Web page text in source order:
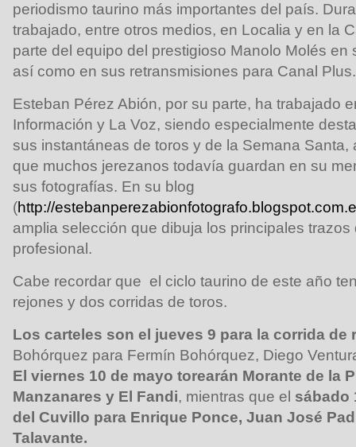
periodismo taurino más importantes del país.
trabajado, entre otros medios, en Localia y en la
parte del equipo del prestigioso Manolo Molés en
así como en sus retransmisiones para Canal Plus.
Esteban Pérez Abión, por su parte, ha trabajado
Información y La Voz, siendo especialmente
sus instantáneas de toros y de la Semana
que muchos jerezanos todavía guardan en su
sus fotografías. En su blog
(http://
amplia selección que dibuja los principales
profesional.
Cabe recordar que el ciclo taurino de este año
rejones y dos corridas de toros.
Los carteles son el jueves 9 para la corrida de
Bohórquez para Fermín Bohórquez, Diego
El viernes 10 de mayo torearán Morante de la
Manzanares y El Fandi, mientras que el sábado
del Cuvillo para Enrique Ponce, Juan José
Talavante.